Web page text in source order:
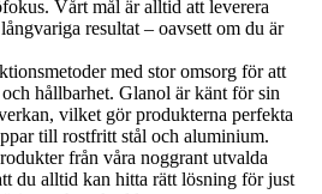
Vårt mål är alltid att leverera
resultat – oavsett om du är
med stor omsorg för att
hållbarhet. Glanol är känt för sin
vilket gör produkterna perfekta
till rostfritt stål och aluminium.
från våra noggrant utvalda
du alltid kan hitta rätt lösning för just